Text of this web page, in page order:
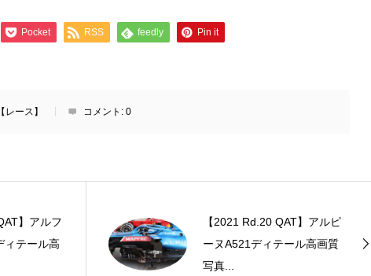
Pocket RSS feedly Pin it
レース】 コメント: 0
】アルフ
ィテール高
【2021 Rd.20 QAT】アルピ
ーヌA521ディテール高画質
写真...